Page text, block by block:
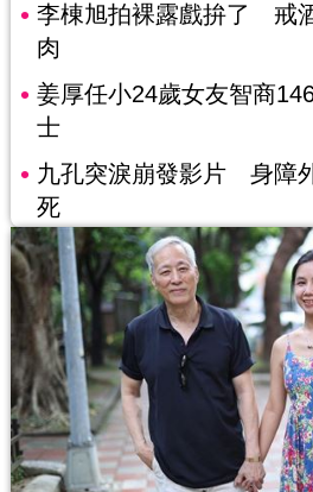
李棟旭拍裸露戲拚了 戒
肉
姜厚任小24歲女友智商
士
九孔突淚崩發影片 身障
死